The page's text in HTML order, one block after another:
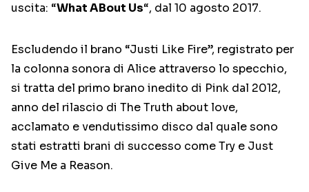
uscita: “What ABout Us“, dal 10 agosto 2017.
Escludendo il brano “Justi Like Fire”, registrato per
la colonna sonora di Alice attraverso lo specchio,
si tratta del primo brano inedito di Pink dal 2012,
anno del rilascio di The Truth about love,
acclamato e vendutissimo disco dal quale sono
stati estratti brani di successo come Try e Just
Give Me a Reason.